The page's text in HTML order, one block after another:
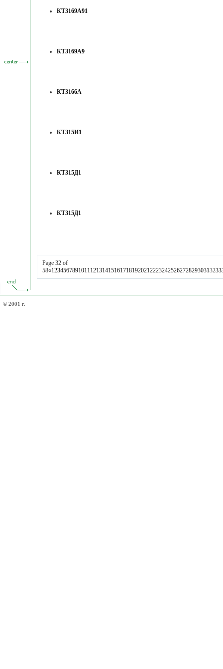
КТ3169А91
КТ3169А9
КТ3166А
КТ315И1
КТ315Д1
КТ315Д1
Page 32 of
58«123456789101112131415161718192021222324252627282930313233
© 2001 г.